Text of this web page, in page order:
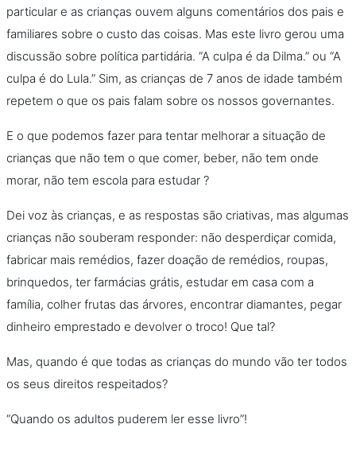
particular e as crianças ouvem alguns comentários dos pais e
familiares sobre o custo das coisas. Mas este livro gerou uma
discussão sobre política partidária. “A culpa é da Dilma.” ou “A
culpa é do Lula.” Sim, as crianças de 7 anos de idade também
repetem o que os pais falam sobre os nossos governantes.
E o que podemos fazer para tentar melhorar a situação de
crianças que não tem o que comer, beber, não tem onde
morar, não tem escola para estudar ?
Dei voz às crianças, e as respostas são criativas, mas algumas
crianças não souberam responder: não desperdiçar comida,
fabricar mais remédios, fazer doação de remédios, roupas,
brinquedos, ter farmácias grátis, estudar em casa com a
família, colher frutas das árvores, encontrar diamantes, pegar
dinheiro emprestado e devolver o troco! Que tal?
Mas, quando é que todas as crianças do mundo vão ter todos
os seus direitos respeitados?
“Quando os adultos puderem ler esse livro”!